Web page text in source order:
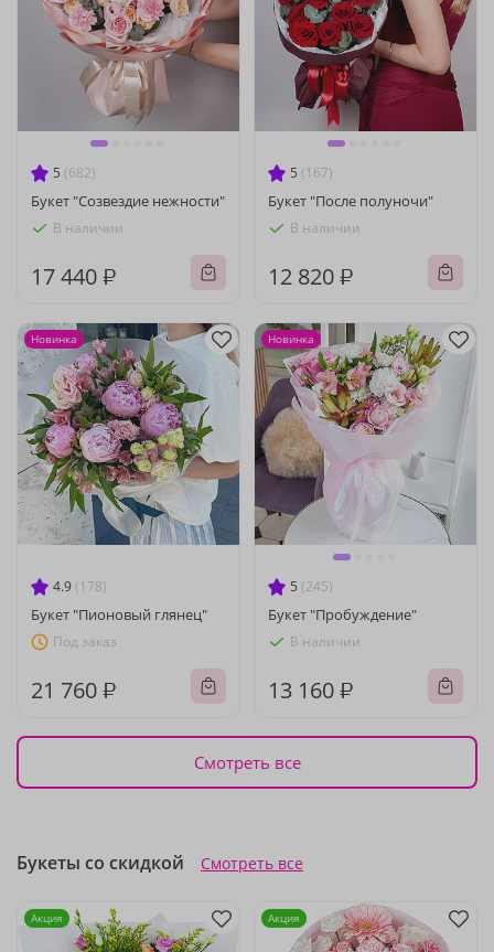
5 (682)
Букет "Созвездие нежности"
В наличии
17 440 ₽
5 (167)
Букет "После полуночи"
В наличии
12 820 ₽
4.9 (178)
Букет "Пионовый глянец"
Под заказ
21 760 ₽
Новинка
5 (245)
Букет "Пробуждение"
В наличии
13 160 ₽
Новинка
Смотреть все
Букеты со скидкой Смотреть все
Акция Акция